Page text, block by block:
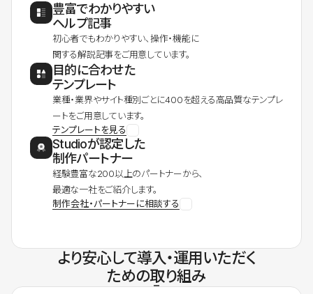
豊富でわかりやすい
ヘルプ記事
初心者でもわかりやすい、操作・機能に
関する解説記事をご用意しています。
目的に合わせた
テンプレート
業種・業界やサイト種別ごとに400を超える高品質なテンプレ
ートをご用意しています。
テンプレートを見る
Studioが認定した
制作パートナー
経験豊富な200以上のパートナーから、
最適な一社をご紹介します。
制作会社・パートナーに相談する
より安心して導入・運用いただく
ための取り組み